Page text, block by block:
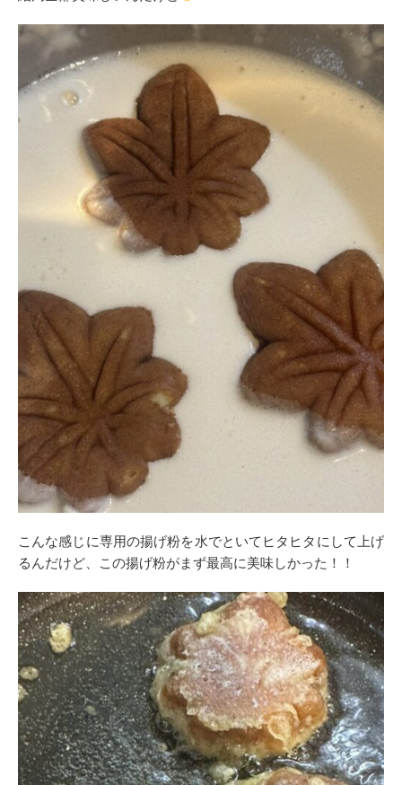
こんな感じに専用の揚げ粉を水でといてヒタヒタにして上げ
るんだけど、この揚げ粉がまず最高に美味しかった！！